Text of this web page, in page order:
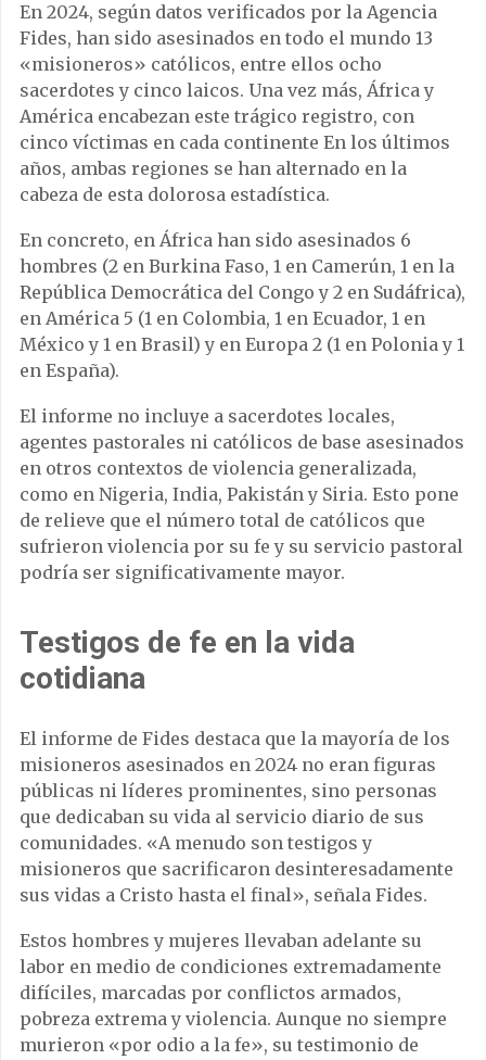
En 2024, según datos verificados por la Agencia
Fides, han sido asesinados en todo el mundo 13
«misioneros» católicos, entre ellos ocho
sacerdotes y cinco laicos. Una vez más, África y
América encabezan este trágico registro, con
cinco víctimas en cada continente En los últimos
años, ambas regiones se han alternado en la
cabeza de esta dolorosa estadística.
En concreto, en África han sido asesinados 6
hombres (2 en Burkina Faso, 1 en Camerún, 1 en la
República Democrática del Congo y 2 en Sudáfrica),
en América 5 (1 en Colombia, 1 en Ecuador, 1 en
México y 1 en Brasil) y en Europa 2 (1 en Polonia y 1
en España).
El informe no incluye a sacerdotes locales,
agentes pastorales ni católicos de base asesinados
en otros contextos de violencia generalizada,
como en Nigeria, India, Pakistán y Siria. Esto pone
de relieve que el número total de católicos que
sufrieron violencia por su fe y su servicio pastoral
podría ser significativamente mayor.
Testigos de fe en la vida
cotidiana
El informe de Fides destaca que la mayoría de los
misioneros asesinados en 2024 no eran figuras
públicas ni líderes prominentes, sino personas
que dedicaban su vida al servicio diario de sus
comunidades. «A menudo son testigos y
misioneros que sacrificaron desinteresadamente
sus vidas a Cristo hasta el final», señala Fides.
Estos hombres y mujeres llevaban adelante su
labor en medio de condiciones extremadamente
difíciles, marcadas por conflictos armados,
pobreza extrema y violencia. Aunque no siempre
murieron «por odio a la fe», su testimonio de